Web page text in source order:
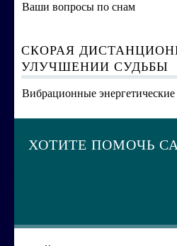
Ваши вопросы по снам
СКОРАЯ
УЛУЧШЕНИИ СУДЬБЫ
Вибрационные
ХОТИТЕ ПОМОЧЬ